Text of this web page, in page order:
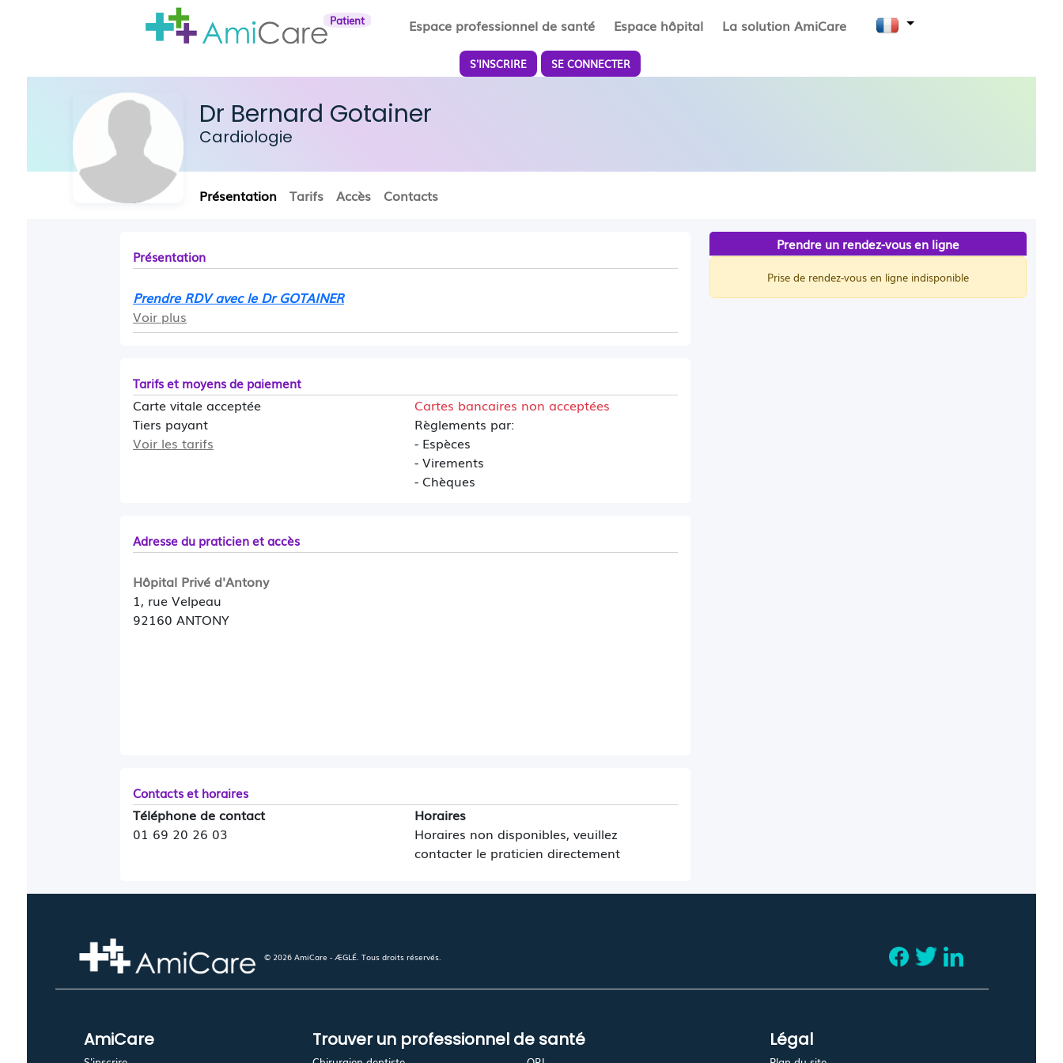
Patient Espace professionnel de santé Espace hôpital La solution AmiCare
S'INSCRIRE SE CONNECTER
Dr Bernard Gotainer
Cardiologie
Présentation Tarifs Accès Contacts
Présentation
Prendre RDV avec le Dr GOTAINER
Voir plus
Tarifs et moyens de paiement
Carte vitale acceptée
Tiers payant
Voir les tarifs
Cartes bancaires non acceptées
Règlements par:
- Espèces
- Virements
- Chèques
Adresse du praticien et accès
Hôpital Privé d'Antony
1, rue Velpeau
92160 ANTONY
Contacts et horaires
Téléphone de contact
01 69 20 26 03
Horaires
Horaires non disponibles, veuillez
contacter le praticien directement
Prendre un rendez-vous en ligne
Prise de rendez-vous en ligne indisponible
© 2026 AmiCare - ÆGLÉ. Tous droits réservés.
AmiCare Trouver un professionnel de santé Légal